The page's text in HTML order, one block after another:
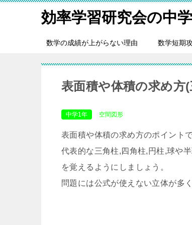
効率学習研究会の中
数学の成績が上がらない理由 数学短期
表面積や体積の求め方
中学1年 空間図形
表面積や体積の求め方のポイントで
代表的な三角柱,四角柱,円柱,球や
を覚えるようにしましょう。
問題には公式が使えない立体が多